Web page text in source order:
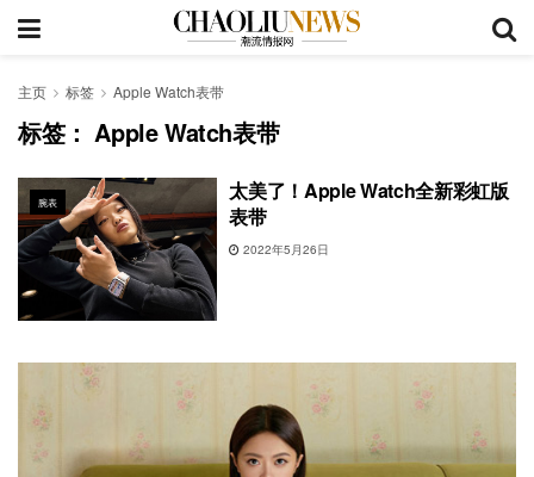
主页 标签 Apple Watch表带
标签：Apple Watch表带
腕表
太美了！Apple Watch全新彩虹版
表带
2022年5月26日